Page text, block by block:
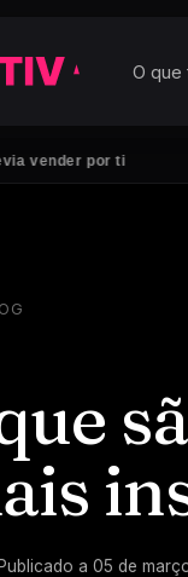
por ti
O
Publicado a 05 de